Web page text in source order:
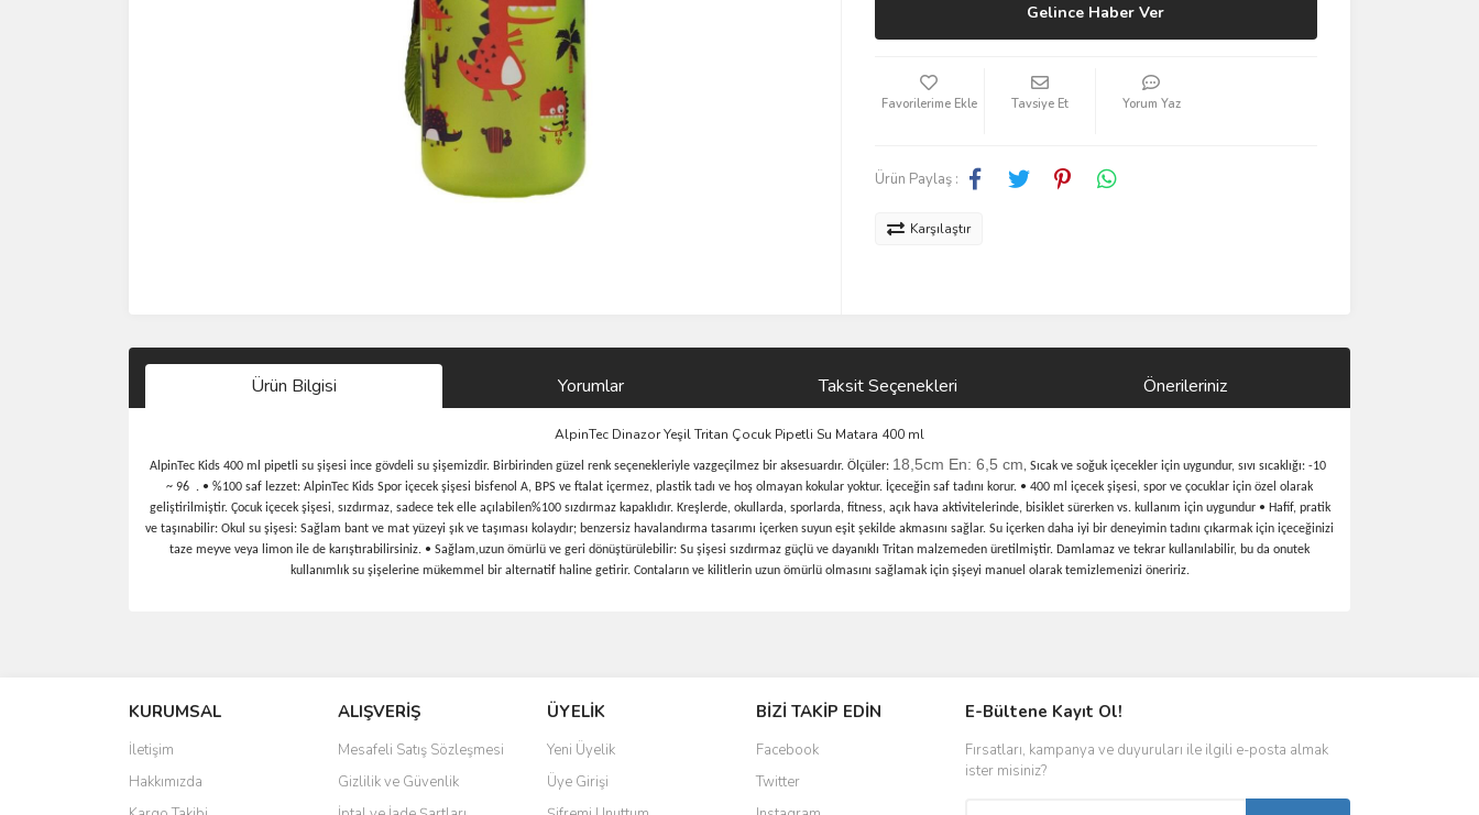
Gelince Haber Ver
Tavsiye Et Yorum Yaz
Ürün Paylaş :
Karşılaştır
Ürün Bilgisi Yorumlar Taksit Seçenekleri Önerileriniz
AlpinTec Dinazor Yeşil Tritan Çocuk Pipetli Su Matara 400 ml
AlpinTec Kids 400 ml pipetli su şişesi ince gövdeli su şişemizdir. Birbirinden güzel renk seçenekleriyle vazgeçilmez bir aksesuardır. Ölçüler: 18,5cm En: 6,5 cm, Sıcak ve soğuk içecekler için uygundur, sıvı sıcaklığı: -10
~ 96 . • %100 saf lezzet: AlpinTec Kids Spor içecek şişesi bisfenol A, BPS ve ftalat içermez, plastik tadı ve hoş olmayan kokular yoktur. İçeceğin saf tadını korur. • 400 ml içecek şişesi, spor ve çocuklar için özel olarak
geliştirilmiştir. Çocuk içecek şişesi, sızdırmaz, sadece tek elle açılabilen%100 sızdırmaz kapaklıdır. Kreşlerde, okullarda, sporlarda, fitness, açık hava aktivitelerinde, bisiklet sürerken vs. kullanım için uygundur • Hafif, pratik
ve taşınabilir: Okul su şişesi: Sağlam bant ve mat yüzeyi şık ve taşıması kolaydır; benzersiz havalandırma tasarımı içerken suyun eşit şekilde akmasını sağlar. Su içerken daha iyi bir deneyimin tadını çıkarmak için içeceğinizi
taze meyve veya limon ile de karıştırabilirsiniz. • Sağlam,uzun ömürlü ve geri dönüştürülebilir: Su şişesi sızdırmaz güçlü ve dayanıklı Tritan malzemeden üretilmiştir. Damlamaz ve tekrar kullanılabilir, bu da onutek
kullanımlık su şişelerine mükemmel bir alternatif haline getirir. Contaların ve kilitlerin uzun ömürlü olmasını sağlamak için şişeyi manuel olarak temizlemenizi öneririz.
Ürün resmi kalitesiz, bozuk veya görüntülenemiyor.
Ürün açıklamasında eksik bilgiler bulunuyor.
Ürün bilgilerinde hatalar bulunuyor.
Ürün fiyatı diğer sitelerden daha pahalı.
KURUMSAL
İletişim
Hakkımızda
ALIŞVERİŞ
Mesafeli Satış Sözleşmesi
Gizlilik ve Güvenlik
ÜYELİK
Yeni Üyelik
Üye Girişi
BİZİ TAKİP EDİN
Facebook
Twitter
E-Bültene Kayıt Ol!
Fırsatları, kampanya ve duyuruları ile ilgili e-posta almak
ister misiniz?